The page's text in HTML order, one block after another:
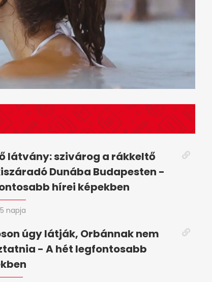
látvány: szivárog a rákkeltő
Dunába Budapesten -
hírei képekben
5 napja
úgy látják, Orbánnak nem
- A hét legfontosabb